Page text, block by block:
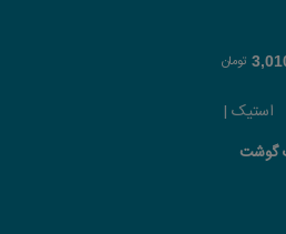
تومان
استیک |
گوشت